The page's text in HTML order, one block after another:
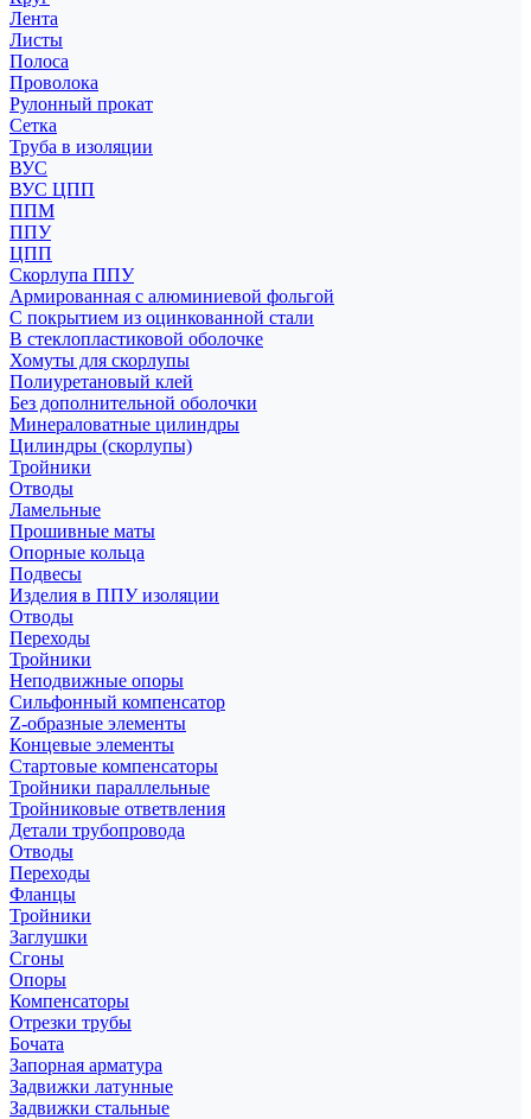
Лента
Листы
Полоса
Проволока
Рулонный прокат
Сетка
Труба в изоляции
ВУС
ВУС ЦПП
ППМ
ППУ
ЦПП
Скорлупа ППУ
Армированная с алюминиевой фольгой
С покрытием из оцинкованной стали
В стеклопластиковой оболочке
Хомуты для скорлупы
Полиуретановый клей
Без дополнительной оболочки
Минераловатные цилиндры
Цилиндры (скорлупы)
Тройники
Отводы
Ламельные
Прошивные маты
Опорные кольца
Подвесы
Изделия в ППУ изоляции
Отводы
Переходы
Тройники
Неподвижные опоры
Cильфонный компенсатор
Z-образные элементы
Концевые элементы
Стартовые компенсаторы
Тройники параллельные
Тройниковые ответвления
Детали трубопровода
Отводы
Переходы
Фланцы
Тройники
Заглушки
Сгоны
Опоры
Компенсаторы
Отрезки трубы
Бочата
Запорная арматура
Задвижки латунные
Задвижки стальные